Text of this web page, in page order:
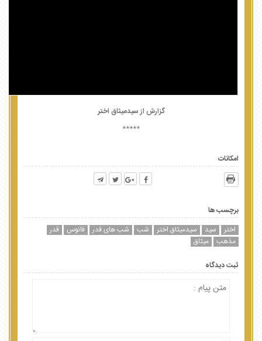
گزارش از سیدمیثاق اختر
*****
امکانات
برچسب ها
اختر
سید سیدمیثاق اختر شب شب های قدر فانوس
قدر
مذهب
میثاق
ثبت دیدگاه